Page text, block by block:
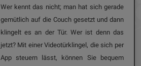
Wer kennt das nicht; man hat sich gerade
gemütlich auf die Couch gesetzt und dann
klingelt es an der Tür. Wer ist denn das
jetzt? Mit einer Videotürklingel, die sich per
App steuern lässt, können Sie bequem